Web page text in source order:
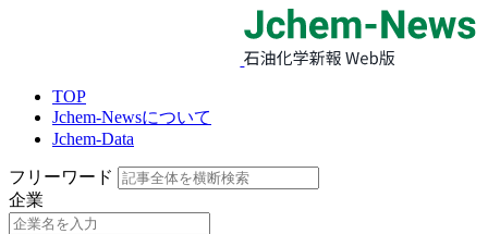
TOP
Jchem-Newsについて
Jchem-Data
フリーワード
企業